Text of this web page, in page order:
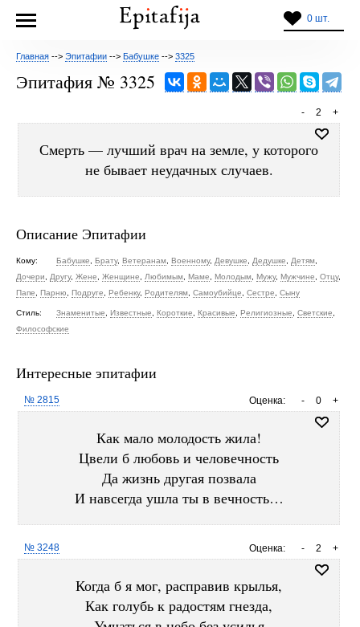
0 шт.
Главная --> Эпитафии --> Бабушке --> 3325
Эпитафия № 3325
+
2
-
Смерть — лучший врач на земле, у которого
не бывает неудачных случаев.
Описание Эпитафии
Кому: Бабушке Брату, Ветеранам Военному, Девушке Дедушке Детям
Дочери
Другу, Жене Женщине Любимым Маме Молодым Мужу, Мужчине Отцу,
Папе
Парню Подруге Ребенку, Родителям Самоубийце Сестре Сыну
Стиль: Знаменитые Известные Короткие Красивые Религиозные Светские
Философские
Интересные эпитафии
Оценка: +
0
-
№ 2815
Как мало молодость жила!
Цвели б любовь и человечность
Да жизнь другая позвала
И навсегда ушла ты в вечность…
Оценка: +
2
-
№ 3248
Когда б я мог, расправив крылья,
Как голубь к радостям гнезда,